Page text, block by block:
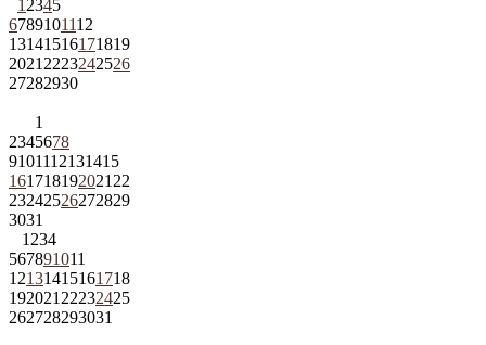
1 2345
6789101112
13141516171819
2021 2223242526
27282930
1
2345678
9101112131415
161718192021 22
23242526272829
3031
1 234
567891011
12131415161718
192021 22232425
262728293031